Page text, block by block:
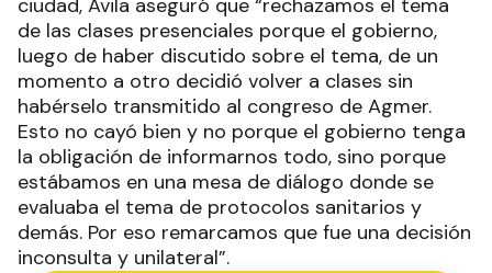
ciudad, Ávila aseguró que “rechazamos el tema
de las clases presenciales porque el gobierno,
luego de haber discutido sobre el tema, de un
momento a otro decidió volver a clases sin
habérselo transmitido al congreso de Agmer.
Esto no cayó bien y no porque el gobierno tenga
la obligación de informarnos todo, sino porque
estábamos en una mesa de diálogo donde se
evaluaba el tema de protocolos sanitarios y
demás. Por eso remarcamos que fue una decisión
inconsulta y unilateral”.